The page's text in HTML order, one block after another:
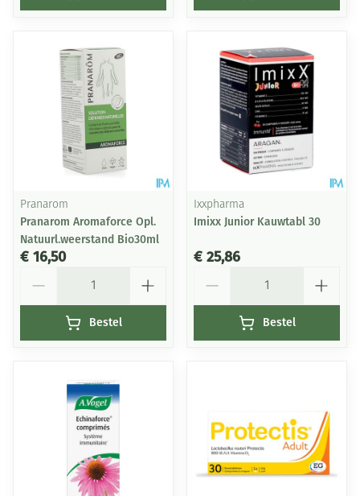
Pranarom
Pranarom Aromaforce Opl.
Natuurl.weerstand Bio30ml
€ 16,50
Bestel
Ixxpharma
Imixx Junior Kauwtabl 30
€ 25,86
Bestel